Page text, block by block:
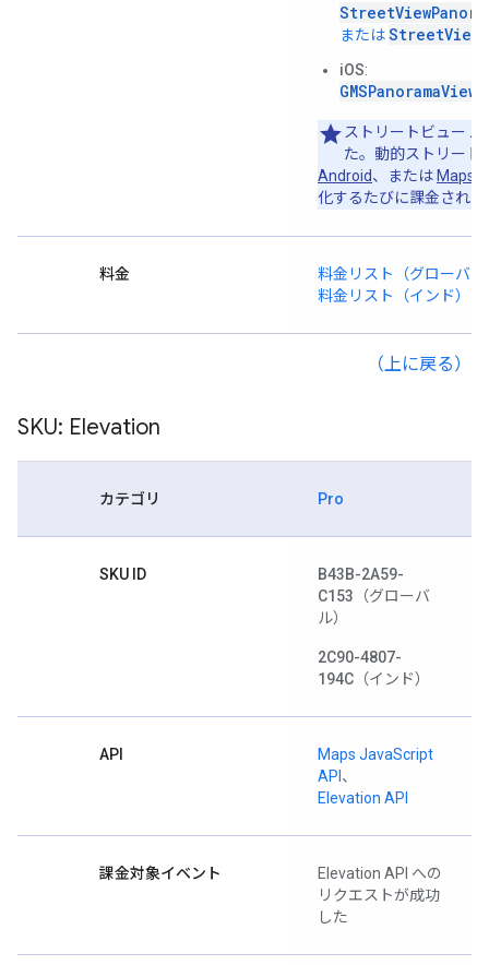
または
iOS:
GMSPanoramaView
ストリートビュー
た。動的ストリート
Android、または Maps
化するたびに課金されま
料金
料金リスト（グローバル
料金リスト（インド）
（上に戻る）
SKU: Elevation
カテゴリ Pro
SKU ID
B43B-2A59-
C153 （グローバ
ル）
2C90-4807-
194C （インド）
API
Maps JavaScript
API 、
Elevation API
課金対象イベント
Elevation API への
リクエストが成功
した